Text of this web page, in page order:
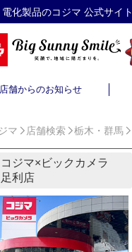
化製品のコジマ 公式サイト
店舗からのお知らせ
マ 店舗検索 栃木・群馬
コジマ×ビックカメラ
足利店